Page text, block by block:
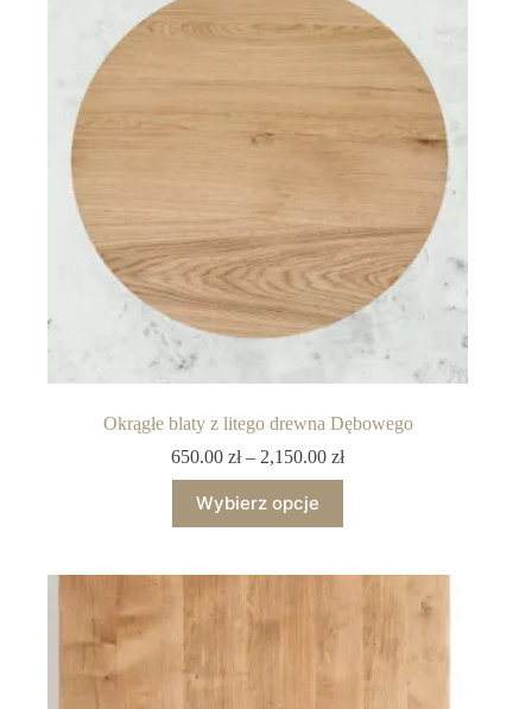
Okrągłe blaty z litego drewna Dębowego
650.00zł – 2,150.00zł
Wybierz opcje